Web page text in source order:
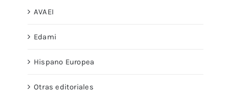
AVAEI
Edami
Hispano Europea
Otras editoriales